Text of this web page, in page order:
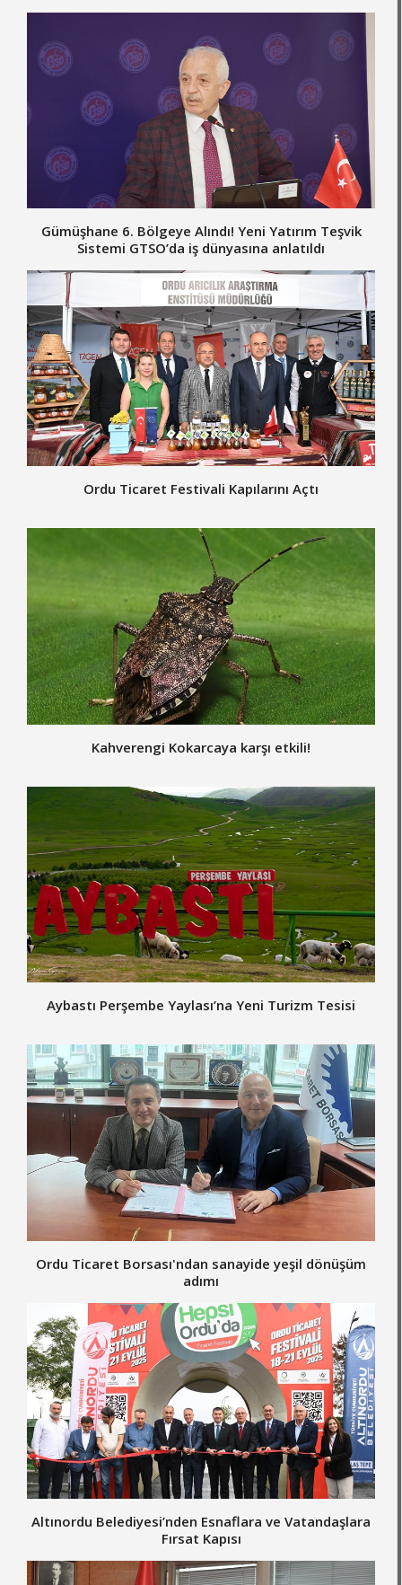
Gümüşhane 6. Bölgeye Alındı! Yeni Yatırım Teşvik
Sistemi GTSO’da iş dünyasına anlatıldı
Ordu Ticaret Festivali Kapılarını Açtı
Kahverengi Kokarcaya karşı etkili!
Aybastı Perşembe Yaylası’na Yeni Turizm Tesisi
Ordu Ticaret Borsası'ndan sanayide yeşil dönüşüm
adımı
Altınordu Belediyesi’nden Esnaflara ve Vatandaşlara
Fırsat Kapısı